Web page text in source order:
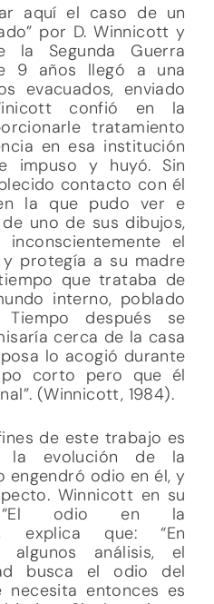
aquí el caso de un
por D. Winnicott y
la Segunda Guerra
9 años llegó a una
evacuados, enviado
confió en la
tratamiento
en esa institución
impuso y huyó. Sin
contacto con él
la que pudo ver e
uno de sus dibujos,
el
protegía a su madre
que trataba de
interno, poblado
Tiempo después se
cerca de la casa
lo acogió durante
corto pero que él
(Winnicott, 1984).
de este trabajo es
evolución de la
engendró odio en él, y
Winnicott en su
“El odio en la
explica que: “En
análisis, el
busca el odio del
entonces es